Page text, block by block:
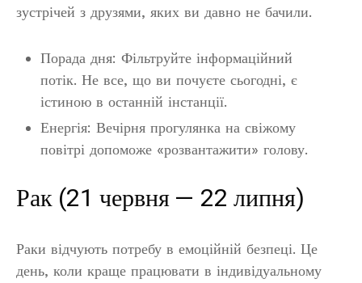
зустрічей з друзями, яких ви давно не бачили.
Порада дня: Фільтруйте інформаційний
потік. Не все, що ви почуєте сьогодні, є
істиною в останній інстанції.
Енергія: Вечірня прогулянка на свіжому
повітрі допоможе «розвантажити» голову.
Рак (21 червня — 22 липня)
Раки відчують потребу в емоційній безпеці. Це
день, коли краще працювати в індивідуальному